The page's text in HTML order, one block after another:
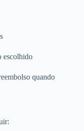
escolhido
quando